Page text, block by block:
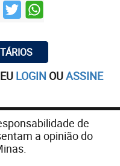
LOGIN OUASSINE
de
a opinião do